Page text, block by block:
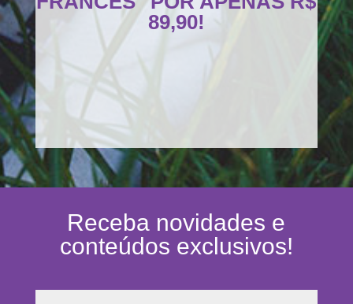
89,90!
Receba novidades e
conteúdos exclusivos!